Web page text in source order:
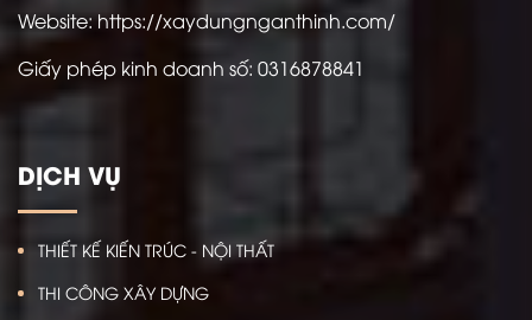
Website:https://xaydungnganthinh.com/
Giấy phép kinh doanh số: 0316878841
DỊCH VỤ
THIẾT KẾ KIẾN TRÚC - NỘI THẤT
THI CÔNG XÂY DỰNG